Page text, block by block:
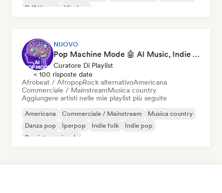
Drill/Jersey
Hip-hop
NUOVO
Pop Machine Mode 🤖 AI Music, Indie Pop & Dream Pop
Curatore Di Playlist
< 100 risposte date
Afrobeat / AfropopRock alternativoAmericana
Commerciale / MainstreamMusica country
Aggiungere artisti nelle mie playlist più seguite
Americana Commerciale / Mainstream
Musica country
Danza pop
Iperpop Indie folk
Indie pop
Pop internazionale